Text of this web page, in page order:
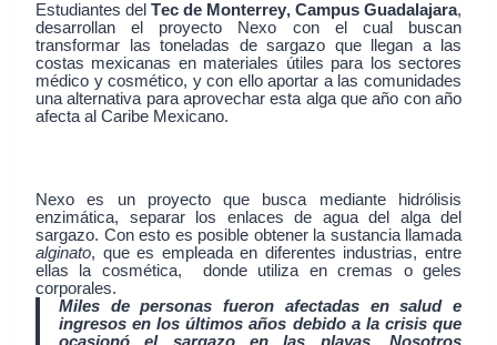
Estudiantes del Tec de Monterrey, Campus Guadalajara,
desarrollan el proyecto Nexo con el cual buscan
transformar las toneladas de sargazo que llegan a las
costas mexicanas en materiales útiles para los sectores
médico y cosmético, y con ello aportar a las comunidades
una alternativa para aprovechar esta alga que año con año
afecta al Caribe Mexicano.
Nexo es un proyecto que busca mediante hidrólisis
enzimática, separar los enlaces de agua del alga del
sargazo. Con esto es posible obtener la sustancia llamada
alginato, que es empleada en diferentes industrias, entre
ellas la cosmética, donde utiliza en cremas o geles
corporales.
Miles de personas fueron afectadas en salud e
ingresos en los últimos años debido a la crisis que